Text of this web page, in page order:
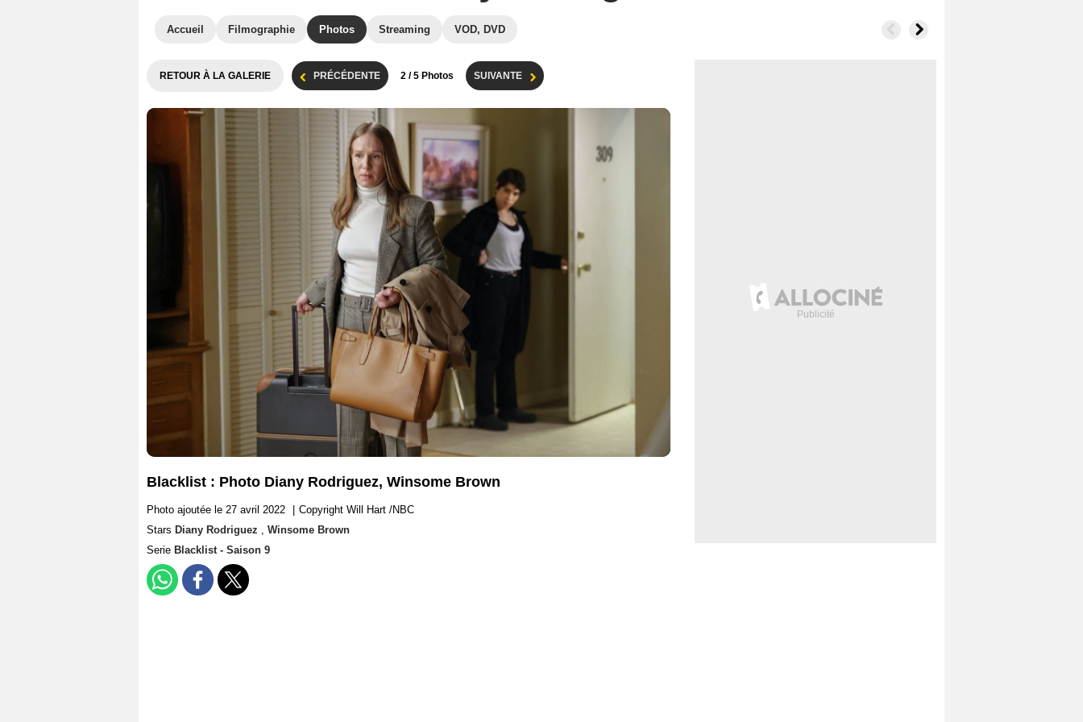
Accueil Filmographie Photos Streaming VOD, DVD
RETOUR À LA GALERIE PRÉCÉDENTE 2 / 5 Photos SUIVANTE
Blacklist : Photo Diany Rodriguez, Winsome Brown
Photo ajoutée le 27 avril 2022
Copyright Will Hart /NBC
Stars Diany Rodriguez , Winsome Brown
Serie Blacklist - Saison 9